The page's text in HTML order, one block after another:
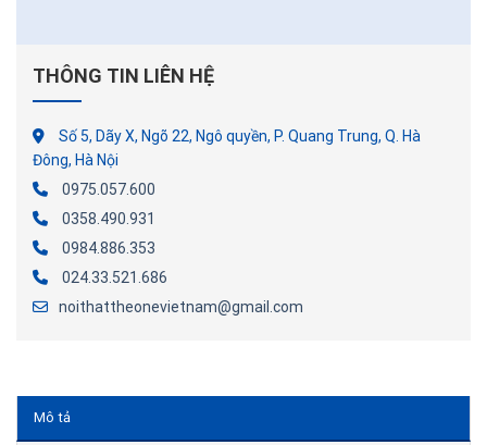
THÔNG TIN LIÊN HỆ
Số 5, Dãy X, Ngõ 22, Ngô quyền, P. Quang Trung, Q. Hà
Đông, Hà Nội
0975.057.600
0358.490.931
0984.886.353
024.33.521.686
noithattheonevietnam@gmail.com
Mô tả